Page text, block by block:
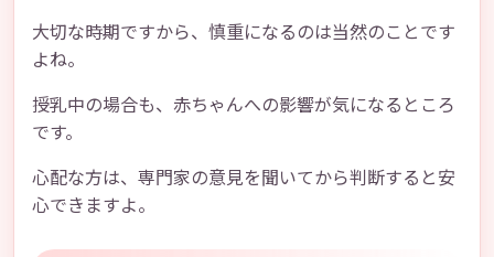
大切な時期ですから、慎重になるのは当然のことです
よね。
授乳中の場合も、赤ちゃんへの影響が気になるところ
です。
心配な方は、専門家の意見を聞いてから判断すると安
心できますよ。